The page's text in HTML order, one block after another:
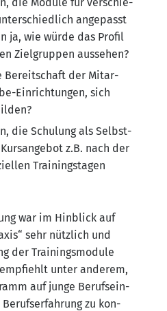
ange­passt
ja, wie wür­de das Pro­fil
Ziel­grup­pen aussehen?
Bereit­schaft der Mit­ar­
Ein­rich­tun­gen, sich
die Schu­lung als Selbst­
z.B. nach der
Trai­nings­ta­gen
war im Hin­blick auf
sehr nütz­lich und
der Trai­nings­mo­du­le
unter ande­rem,
auf jun­ge Berufs­ein­
Berufs­er­fah­rung zu kon­